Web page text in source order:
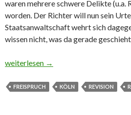
waren mehrere schwere Delikte (u.a.
worden. Der Richter will nun sein
Staatsanwaltschaft wehrt sich
wissen nicht, was da gerade
Richter will sein Urteil zurücknehmen
weiterlesen →
FREISPRUCH KÖLN REVISION